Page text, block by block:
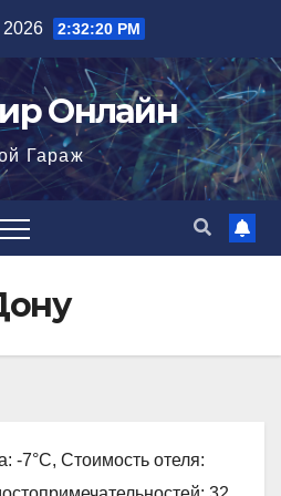
2:32:21 PM
Онлайн
Гараж
-7°C, Стоимость отеля: